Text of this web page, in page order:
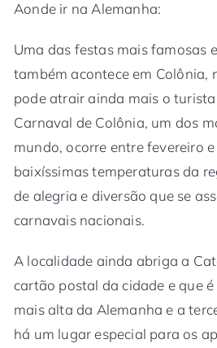
Aonde ir na Alemanha:
Uma das festas mais famosas
também acontece em Colônia,
pode atrair ainda mais o
Carnaval de Colônia, um dos
mundo, ocorre entre fevereiro
baixíssimas temperaturas da
de alegria e diversão que se
carnavais nacionais.
A localidade ainda abriga a
cartão postal da cidade e que
mais alta da Alemanha e a
há um lugar especial para os